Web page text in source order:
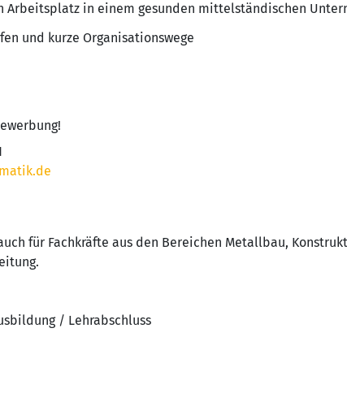
Arbeitsplatz in einem gesunden mittelständischen
und kurze Organisationswege
für Fachkräfte aus den Bereichen Metallbau,
/ Lehrabschluss